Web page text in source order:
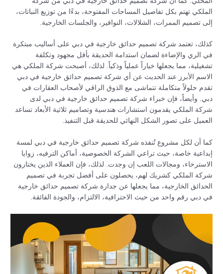
الملكي تهتم بكل تفاصيل المساحات المفتوحة، بدءًا من توزيع النباتات،
إلى تصميم الممرات، الشلالات، النوافير، والجلسات الخارجية.
كذلك، تعتمد شركة تصميم حدائق خارجية في دبي على أساليب مبتكرة
في الري والإضاءة لضمان استدامة الحديقة بأقل مجهود وتكلفة
تشغيلية، مما يجعلها خياراً عملياً وذكياً. لذلك، أصبحت شركة الملكي هي
الاسم الأبرز عند الحديث عن أي شركة تصميم حدائق خارجية في دبي
تقدم حلولاً متكاملة تتماشى مع الذوق الراقي لأصحاب العقارات في
دبي. وأيضاً، فإن خبراء شركة تصميم حدائق خارجية في دبي لدى
شركة الملكي يقدمون استشارات هندسية وتصاميم ثلاثية الأبعاد تساعد
العميل على تصور الشكل النهائي للحديقة قبل التنفيذ.
كما أن لكل مشروع تُنفذه شركة تصميم حدائق خارجية في دبي لمسة
إبداعية خاصة، حيث تراعي الشركة الخصوصية، أماكن الترفيه، زوايا
الاسترخاء، ومجالات اللعب إن وجدت. لذلك، فإن العملاء الذين يختارون
شركة الملكي كشريك لهم، يحصلون على أفضل تجربة في تصميم
الحدائق الخارجية، مما يجعلها عن جدارة شركة تصميم حدائق خارجية
في دبي رقم واحد من حيث الاحترافية، الالتزام، والجودة الفائقة.